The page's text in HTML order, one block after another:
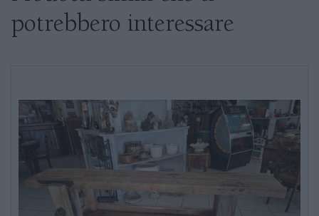
potrebbero interessare